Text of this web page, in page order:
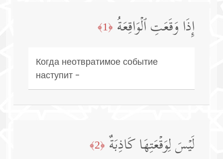
إِذَا وَقَعَتِ ٱلۡوَاقِعَةُ ﴿1﴾
Когда неотвратимое событие
наступит -
لَیۡسَ لِوَقۡعَتِهَا كَاذِبَةٌ ﴿2﴾